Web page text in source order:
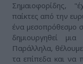
Σημαιοφορίδης,
παίκτες από την
ένα μεσοπρόθεσμο
δημιουργηθεί
Παράλληλα,
τα επίπεδα και να